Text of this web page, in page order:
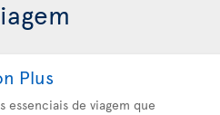
Plus
essenciais de viagem que